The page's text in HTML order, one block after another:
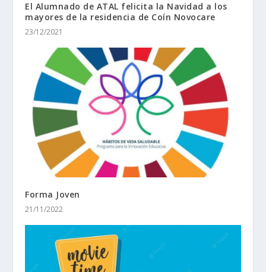
El Alumnado de ATAL felicita la Navidad a los
mayores de la residencia de Coín Novocare
23/12/2021
Forma Joven
21/11/2022